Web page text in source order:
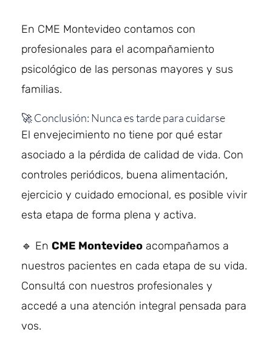
En CME Montevideo contamos con
profesionales para el acompañamiento
psicológico de las personas mayores y sus
familias.
🚀 Conclusión: Nunca es tarde para cuidarse
El envejecimiento no tiene por qué estar
asociado a la pérdida de calidad de vida. Con
controles periódicos, buena alimentación,
ejercicio y cuidado emocional, es posible vivir
esta etapa de forma plena y activa.
🔹 En CME Montevideo acompañamos a
nuestros pacientes en cada etapa de su vida.
Consultá con nuestros profesionales y
accedé a una atención integral pensada para
vos.